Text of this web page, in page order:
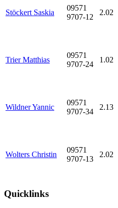
Stöckert Saskia
09571
9707-12
2.02
Trier Matthias
09571
9707-24
1.02
Wildner Yannic
09571
9707-34
2.13
Wolters Christin
09571
9707-13
2.02
Quicklinks